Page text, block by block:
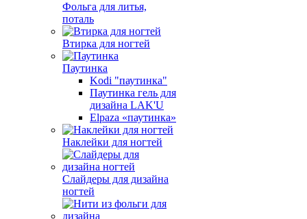
Фольга для литья,
поталь
Втирка для ногтей
Паутинка
Kodi "паутинка"
Паутинка гель для
дизайна LAK'U
Elpaza «паутинка»
Наклейки для ногтей
Слайдеры для дизайна
ногтей